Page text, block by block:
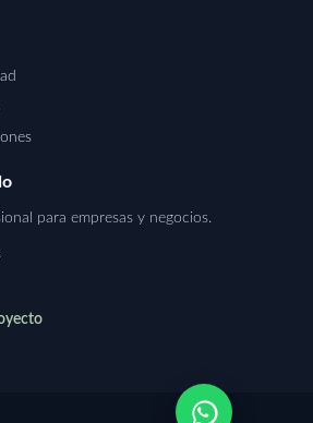
para empresas y negocios.